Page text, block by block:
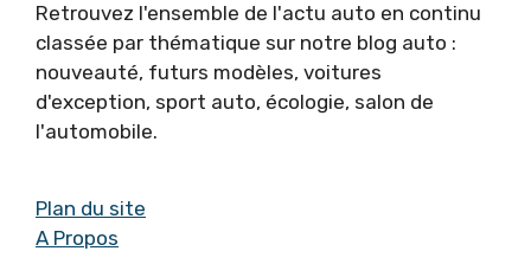
Retrouvez l'ensemble de l'actu auto en continu
classée par thématique sur notre blog auto :
nouveauté, futurs modèles, voitures
d'exception, sport auto, écologie, salon de
l'automobile.
Plan du site
A Propos